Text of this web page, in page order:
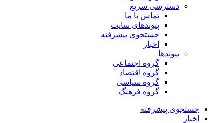
دسترسی سریع
تماس با ما
پیوندهای سایت
جستجوی پیشرفته
اخبار
پیوندها
گروه اجتماعی
گروه اقتصاد
گروه سیاسی
گروه فرهنگ
جستجوی پیشرفته
اخبار